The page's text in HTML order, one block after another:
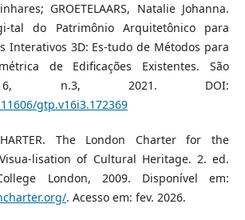
GROETELAARS, Natalie Johanna.
tal do Patrimônio Arquitetônico para
Interativos 3D: Es-tudo de Métodos para
de Edificações Existentes. São
n.3, 2021. DOI:
gtp.v16i3.172369
The London Charter for the
lisation of Cultural Heritage. 2. ed.
London, 2009. Disponível em:
. Acesso em: fev. 2026.